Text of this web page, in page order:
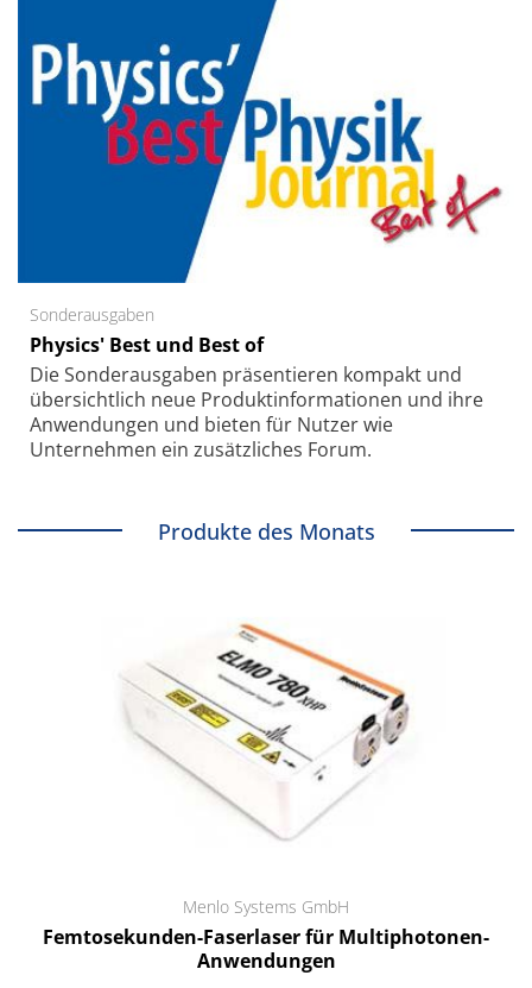
Sonderausgaben
Physics' Best und Best of
Die Sonder­ausgaben präsentieren kompakt und
übersichtlich neue Produkt­informationen und ihre
Anwendungen und bieten für Nutzer wie
Unternehmen ein zusätzliches Forum.
Produkte des Monats
Menlo Systems GmbH
Femtosekunden-Faserlaser für Multiphotonen-
Anwendungen